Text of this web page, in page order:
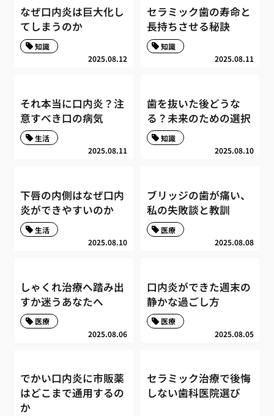
なぜ口内炎は巨大化し
てしまうのか
2025.08.12
知識
セラミック歯の寿命と
長持ちさせる秘訣
2025.08.11
知識
それ本当に口内炎？注
意すべき口の病気
2025.08.11
生活
歯を抜いた後どうな
る？未来のための選択
2025.08.10
知識
下唇の内側はなぜ口内
炎ができやすいのか
2025.08.10
生活
ブリッジの歯が痛い、
私の失敗談と教訓
2025.08.08
医療
しゃくれ治療へ踏み出
すか迷うあなたへ
2025.08.06
医療
口内炎ができた週末の
静かな過ごし方
2025.08.05
医療
でかい口内炎に市販薬
はどこまで通用するの
か
セラミック治療で後悔
しない歯科医院選び